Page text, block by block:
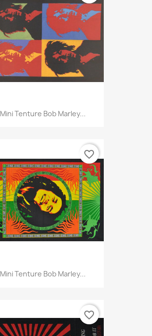
Mini Tenture Bob Marley...
Mini Tenture Bob Marley...
favorite_border
favorite_border